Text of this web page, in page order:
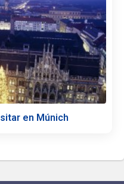
en Múnich